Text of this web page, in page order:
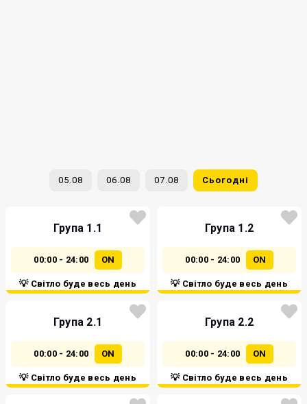
05.08 06.08 07.08 Сьогодні
Група 1.1
00:00 - 24:00 ON
💡 Світло буде весь день
Група 1.2
00:00 - 24:00 ON
💡 Світло буде весь день
Група 2.1
00:00 - 24:00 ON
💡 Світло буде весь день
Група 2.2
00:00 - 24:00 ON
💡 Світло буде весь день